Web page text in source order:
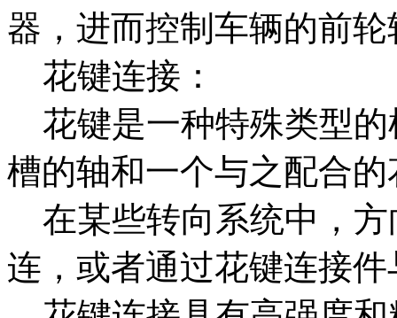
器，进而控制车辆的前轮
花键连接：
花键是一种特殊类型的
槽的轴和一个与之配合
在某些转向系统中，方
连，或者通过花键连接